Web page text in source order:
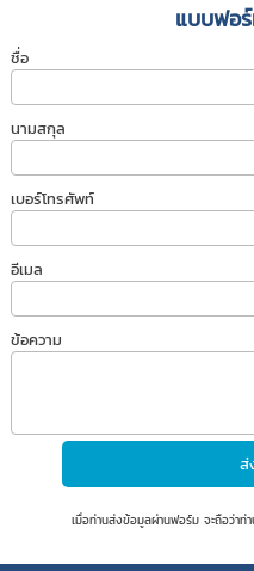
แบบฟอ
ชื่อ
นามสกุล
เบอร์โทรศัพท์
อีเมล
ข้อความ
เมื่อท่านส่งข้อมูลผ่านฟอร์ม จะถือว่าท่